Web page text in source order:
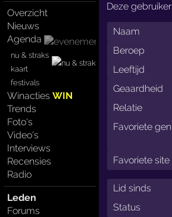
Overzicht
Nieuws
Agenda
nu & straks
kaart
festivals
WinactiesWIN
Trends
Foto's
Video's
Interviews
Recensies
Radio
Leden
Forums
Deze
Naam
Beroep
Leeftijd
Geaardheid
Relatie
Favoriete
Favoriete site
Lid sinds
Status